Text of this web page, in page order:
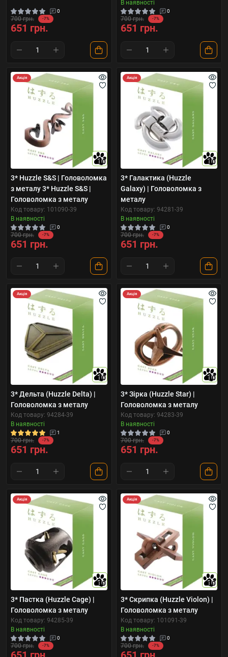
0
700 грн. -7%
651 грн.
В наявності
0
700 грн. -7%
651 грн.
Акція
10
3* Huzzle S&S | Головоломка
з металу 3* Huzzle S&S |
Головоломка з металу
Код товару: 101090-39
В наявності
0
700 грн. -7%
651 грн.
Акція
10
3* Галактика (Huzzle
Galaxy) | Головоломка з
металу
Код товару: 94281-39
В наявності
0
700 грн. -7%
651 грн.
Акція
10
3* Дельта (Huzzle Delta) |
Головоломка з металу
Код товару: 94284-39
В наявності
1
700 грн. -7%
651 грн.
Акція
10
3* Зірка (Huzzle Star) |
Головоломка з металу
Код товару: 94283-39
В наявності
0
700 грн. -7%
651 грн.
Акція
10
3* Пастка (Huzzle Cage) |
Головоломка з металу
Код товару: 94285-39
В наявності
0
700 грн. -7%
Акція
10
3* Скрипка (Huzzle Violon) |
Головоломка з металу
Код товару: 101091-39
В наявності
0
700 грн. -7%